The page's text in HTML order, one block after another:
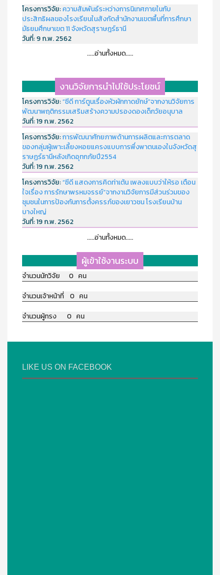
โครงการวิจัย:ความสัมพันธ์ระหว่างการนิเทศภายในกับ
ประสิทธิผลของโรงเรียนในสังกัดสำนักงานเขตพื้นที่การศึกษา
มัธยมศึกษาเขต 11 จังหวัดสุราษฎร์ธานี
วันที่:9 ก.พ. 2562
.....อ่านทั้งหมด.....
งานวิจัยการนำไปใช้ประโยชน์
โครงการวิจัย:“ซีดี การ์ตูนเรื่องหัวผักกาดยักษ์”จากงานวิจัยการ
พัฒนาพฤติกรรมเสริมสร้างความปรองดองเด็กวัยอนุบาล
วันที่:19 ก.พ. 2562
โครงการวิจัย:การพัฒนาศักยภาพด้านการผลิตและการตลาด
ของกลุ่มผู้เพาะเลี้ยงหอยแครงแบบการพึ่งพาตนเองในจังหวัดสุ
ราษฏร์ธานีหลังเกิดอุทกภัยปี2554
วันที่:19 ก.พ. 2562
โครงการวิจัย:“ซีดี แสดงการคิดท่าเต้น เพลงแบบว่าให้รอ เตือน
ใจเรื่อง การรักษาพรหมจรรย์”จากงานวิจัยการมีส่วนร่วมของ
ชุมชนในการป้องกันการตั้งครรภ์ของเยาวชน โรงเรียนบ้าน
บางใหญ่
วันที่:19 ก.พ. 2562
.....อ่านทั้งหมด.....
ผู้เข้าใช้งานระบบ
จำนวนนักวิจัย 0 คน
จำนวนเจ้าหน้าที่ 0 คน
จำนวนผู้ทรง 0 คน
LIKE US ON FACEBOOK